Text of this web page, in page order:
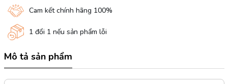
Cam kết chính hãng 100%
1 đổi 1 nếu sản phẩm lỗi
Mô tả sản phẩm